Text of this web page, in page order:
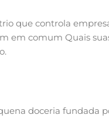
que controla
em comum Quais
doceria fundada